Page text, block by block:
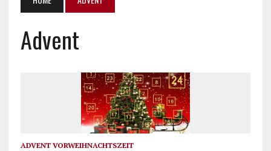
Advent
ADVENT VORWEIHNACHTSZEIT